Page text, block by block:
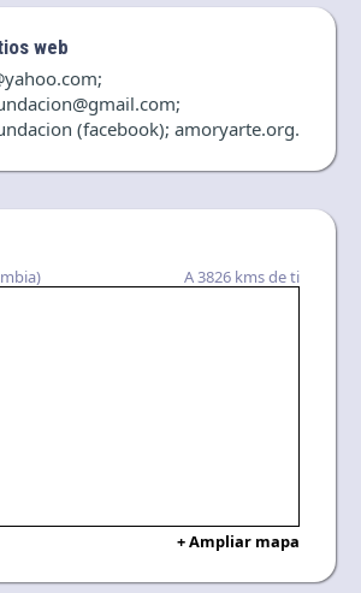
web
(facebook); amoryarte.org.
A 3826 kms de ti
+ Ampliar mapa